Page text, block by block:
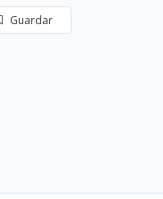
Guardar